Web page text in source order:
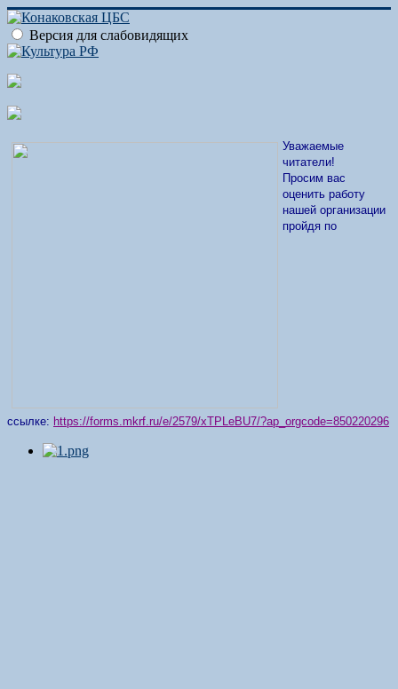
Версия для слабовидящих
Уважаемые
читатели!
Просим вас
оценить работу
нашей организации
пройдя по
ссылке: https://forms.mkrf.ru/e/2579/xTPLeBU7/?ap_orgcode=850220296